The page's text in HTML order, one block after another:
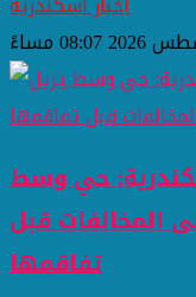
حي وسط
المخالفات قبل
تفاقمها